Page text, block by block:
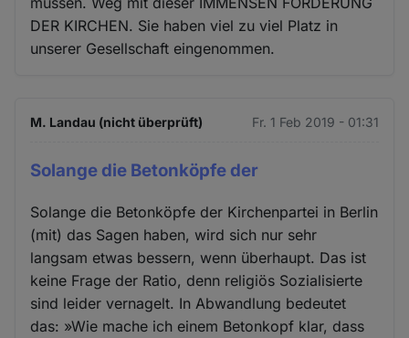
DER KIRCHEN. Sie haben viel zu viel Platz in
unserer Gesellschaft eingenommen.
M. Landau (nicht überprüft) Fr. 1 Feb 2019 - 01:31
Solange die Betonköpfe der
Solange die Betonköpfe der Kirchenpartei in Berlin
(mit) das Sagen haben, wird sich nur sehr
langsam etwas bessern, wenn überhaupt. Das ist
keine Frage der Ratio, denn religiös Sozialisierte
sind leider vernagelt. In Abwandlung bedeutet
das: »Wie mache ich einem Betonkopf klar, dass